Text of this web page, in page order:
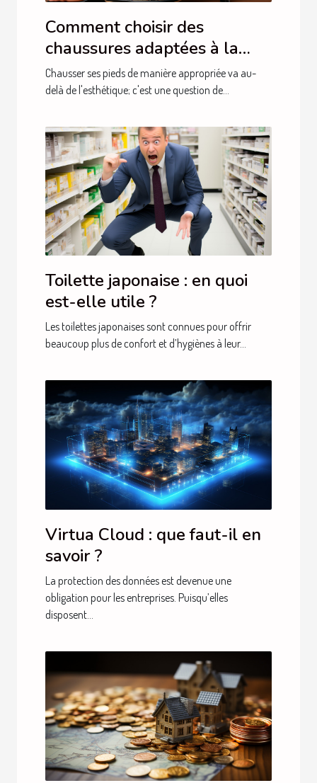
Comment choisir des
chaussures adaptées à la
santé de vos pieds
Chausser ses pieds de manière appropriée va au-
delà de l'esthétique; c'est une question de...
Toilette japonaise : en quoi
est-elle utile ?
Les toilettes japonaises sont connues pour offrir
beaucoup plus de confort et d’hygiènes à leur...
Virtua Cloud : que faut-il en
savoir ?
La protection des données est devenue une
obligation pour les entreprises. Puisqu’elles
disposent...